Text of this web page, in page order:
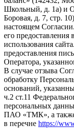
Школьный, д. 1а) и
Боровая, д. 7, стр.
настоящем
его предоставления
использования
предоставления
Оператора,
В случае отзыва
обработку
оснований,
ч.2 ст.11
персональных
ПАО «ТМК», а также
в перечне https://